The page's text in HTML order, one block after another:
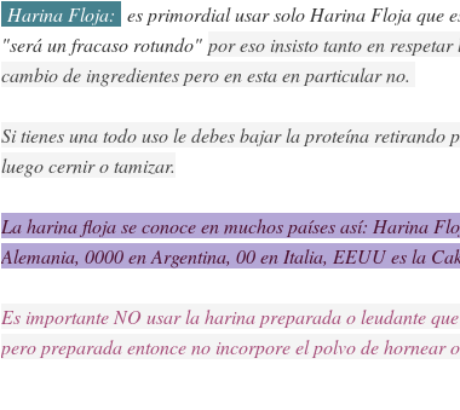
Harina Floja: es primordial usar solo Harina Floja que
"será un fracaso rotundo" por eso insisto tanto en
cambio de ingredientes pero en esta en particular no.
Si tienes una todo uso le debes bajar la proteína
luego cernir o tamizar.
La harina floja se conoce en muchos países así: Harina
Alemania, 0000﻿ en Argentina, 00 en Italia, EEUU es la
Es importante NO usar la harina preparada o leudante
pero preparada entonce no incorpore el polvo de hornear